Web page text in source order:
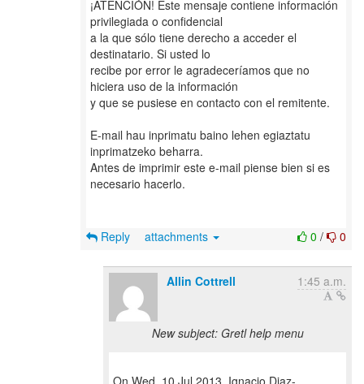
¡ATENCIÓN! Este mensaje contiene información
privilegiada o confidencial
a la que sólo tiene derecho a acceder el
destinatario. Si usted lo
recibe por error le agradeceríamos que no
hiciera uso de la información
y que se pusiese en contacto con el remitente.
E-mail hau inprimatu baino lehen egiaztatu
inprimatzeko beharra.
Antes de imprimir este e-mail piense bien si es
necesario hacerlo.
0 / 0
Reply attachments
Allin Cottrell 1:45 a.m.
New subject: Gretl help menu
On Wed, 10 Jul 2013, Ignacio Diaz-